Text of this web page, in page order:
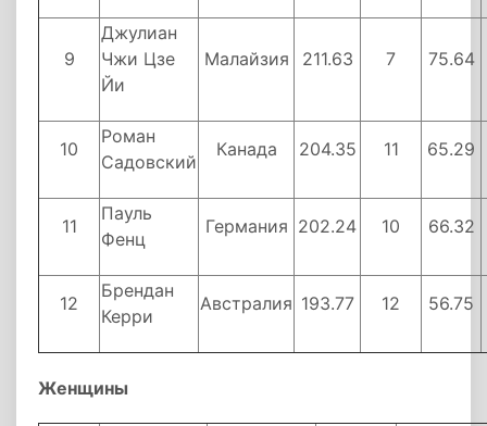
9
Джулиан
Чжи Цзе
Йи
Малайзия 211.63 7 75.64
10
Роман
Садовский
Канада 204.35 11 65.29
11
Пауль
Фенц
Германия 202.24 10 66.32
12
Брендан
Керри
Австралия 193.77 12 56.75
Женщины